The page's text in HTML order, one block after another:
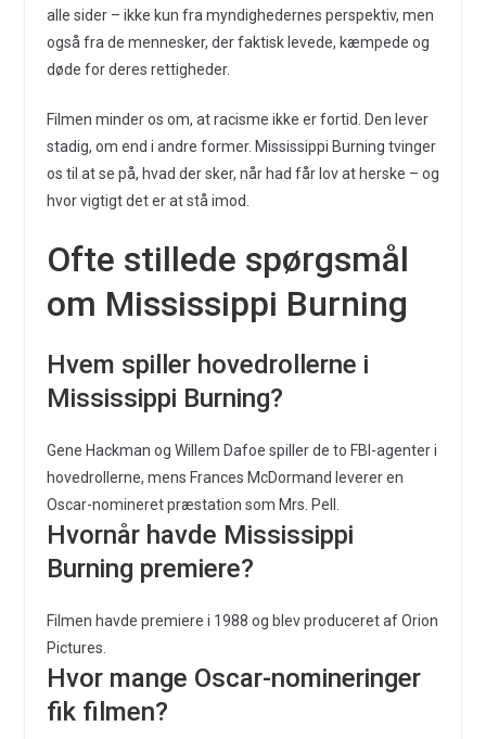
alle sider – ikke kun fra myndighedernes perspektiv, men
også fra de mennesker, der faktisk levede, kæmpede og
døde for deres rettigheder.
Filmen minder os om, at racisme ikke er fortid. Den lever
stadig, om end i andre former. Mississippi Burning tvinger
os til at se på, hvad der sker, når had får lov at herske – og
hvor vigtigt det er at stå imod.
Ofte stillede spørgsmål
om Mississippi Burning
Hvem spiller hovedrollerne i
Mississippi Burning?
Gene Hackman og Willem Dafoe spiller de to FBI-agenter i
hovedrollerne, mens Frances McDormand leverer en
Oscar-nomineret præstation som Mrs. Pell.
Hvornår havde Mississippi
Burning premiere?
Filmen havde premiere i 1988 og blev produceret af Orion
Pictures.
Hvor mange Oscar-nomineringer
fik filmen?